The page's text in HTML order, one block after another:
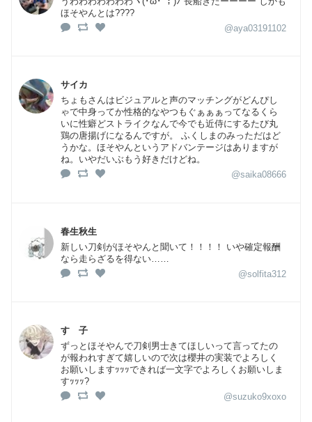
ほそやんとは????
@aya03191102
サイカ
ちょもさんはビジュアルと声のマッチングがどんぴし
ゃで中身ってか性格的なやつもぐぁぁぁってなるくら
いに性癖どストライクなんで今でも近侍にするたび丸
鶏の唐揚げになるんですが。 ふくしまのみっただはど
うかな。ほそやんというアドバンテージはありますが
ね。いやだいぶもう好きだけどね。
@saika08666
春生秋生
新しい刀剣がほそやんと聞いて！！！！ いや確定報酬
なら走らざるを得ない……
@solfita312
すゞ子
ずっとほそやんで刀剣男士きてほしいって言ってたの
が報われすぎて嬉しいので次は櫻井の実装でよろしく
お願いしますｯｯｯできれば一文字でよろしくお願いしま
すｯｯｯ?
@suzuko9xoxo